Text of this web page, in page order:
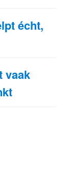
écht,
vaak